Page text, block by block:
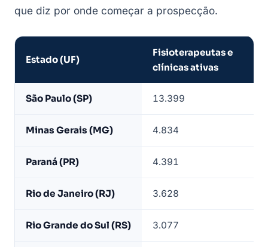
que diz por onde começar a prospecção.
ativas
estado
base
Estado (UF)
Fisioterapeutas e
clínicas ativas
São Paulo (SP) 13.399
Minas Gerais (MG) 4.834
Paraná (PR) 4.391
Rio de Janeiro (RJ) 3.628
Rio Grande do Sul (RS) 3.077